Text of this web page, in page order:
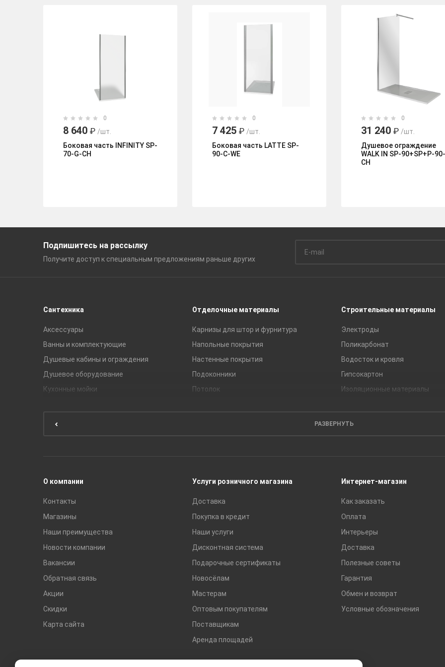
0
8 640 ₽ /шт.
Боковая часть INFINITY SP-
70-G-CH
0
7 425 ₽ /шт.
Боковая часть LATTE SP-
90-C-WE
0
31 240 ₽ /шт.
Душевое ограждение
WALK IN SP-90+SP+P-
CH
Подпишитесь на рассылку
Получите доступ к специальным предложениям раньше других
Сантехника
Аксессуары
Ванны и комплектующие
Душевые кабины и ограждения
Душевое оборудование
Кухонные мойки
Отделочные материалы
Карнизы для штор и фурнитура
Напольные покрытия
Настенные покрытия
Подоконники
Потолок
Строительные материалы
Электроды
Поликарбонат
Водосток и кровля
Гипсокартон
Изоляционные материалы
Сухие смеси
РАЗВЕРНУТЬ
О компании
Контакты
Магазины
Наши преимущества
Новости компании
Вакансии
Обратная связь
Акции
Скидки
Карта сайта
Услуги розничного магазина
Доставка
Покупка в кредит
Наши услуги
Дисконтная система
Подарочные сертификаты
Новосёлам
Мастерам
Оптовым покупателям
Поставщикам
Аренда площадей
Интернет-магазин
Как заказать
Оплата
Интерьеры
Доставка
Полезные советы
Гарантия
Обмен и возврат
Условные обозначения